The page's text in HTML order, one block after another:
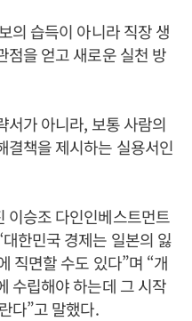
의 습득이 아니라 직장 생
점을 얻고 새로운 실천 방
서가 아니라, 보통 사람의
결책을 제시하는 실용서인
이승조 다인인베스트먼트
한민국 경제는 일본의 잃
직면할 수도 있다”며 “개
수립해야 하는데 그 시작
다”고 말했다.